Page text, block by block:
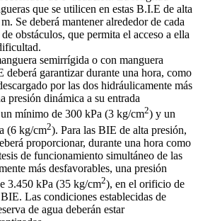
que se utilicen en estas B.I.E de alta
Se deberá mantener alrededor de cada
obstáculos, que permita el acceso a ella
semirrígida o con manguera
deberá garantizar durante una hora, como
por las dos hidráulicamente más
presión dinámica a su entrada
mínimo de 300 kPa (3 kg/cm2) y un
(6 kg/cm2). Para las BIE de alta presión,
proporcionar, durante una hora como
de funcionamiento simultáneo de las
más desfavorables, una presión
3.450 kPa (35 kg/cm2), en el orificio de
Las condiciones establecidas de
de agua deberán estar